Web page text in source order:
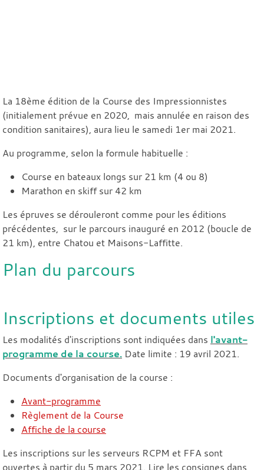
La 18ème édition de la Course des Impressionnistes
(initialement prévue en 2020, mais annulée en raison des
condition sanitaires), aura lieu le samedi 1er mai 2021.
Au programme, selon la formule habituelle :
Course en bateaux longs sur 21 km (4 ou 8)
Marathon en skiff sur 42 km
Les épruves se dérouleront comme pour les éditions
précédentes, sur le parcours inauguré en 2012 (boucle de
21 km), entre Chatou et Maisons-Laffitte.
Plan du parcours
Inscriptions et documents utiles
Les modalités d'inscriptions sont indiquées dans l'avant-
programme de la course. Date limite : 19 avril 2021.
Documents d'organisation de la course :
Avant-programme
Règlement de la Course
Affiche de la course
Les inscriptions sur les serveurs RCPM et FFA sont
ouvertes à partir du 5 mars 2021. Lire les consignes dans